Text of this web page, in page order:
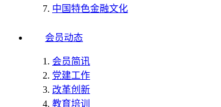
中国特色金融文化
会员动态
会员简讯
党建工作
改革创新
教育培训